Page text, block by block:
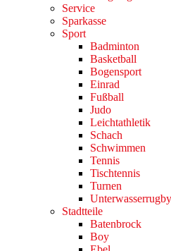
Service
Sparkasse
Sport
Badminton
Basketball
Bogensport
Einrad
Fußball
Judo
Leichtathletik
Schach
Schwimmen
Tennis
Tischtennis
Turnen
Unterwasserrugby
Stadtteile
Batenbrock
Boy